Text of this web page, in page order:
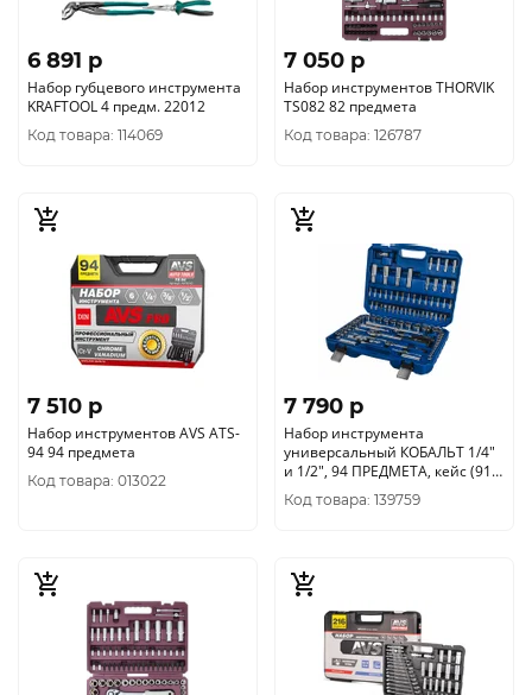
6 891 p
Набор губцевого инструмента
KRAFTOOL 4 предм. 22012
Код товара: 114069
7 050 p
Набор инструментов THORVIK
TS082 82 предмета
Код товара: 126787
7 510 p
Набор инструментов AVS ATS-
94 94 предмета
Код товара: 013022
7 790 p
Набор инструмента
универсальный КОБАЛЬТ 1/4"
и 1/2", 94 ПРЕДМЕТА, кейс (919-
647)
Код товара: 139759